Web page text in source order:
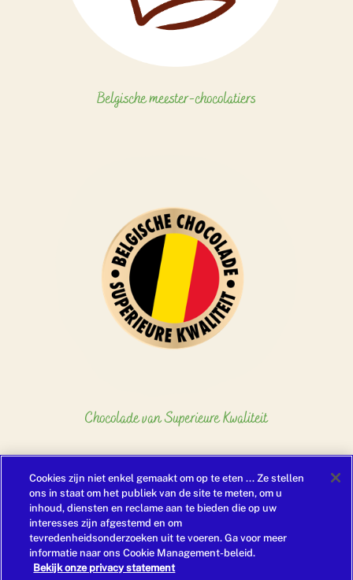
Belgische meester-chocolatiers
Chocolade van Superieure Kwaliteit
Cookies zijn niet enkel gemaakt om op te eten ... Ze stellen
ons in staat om het publiek van de site te meten, om u
inhoud, diensten en reclame aan te bieden die op uw
interesses zijn afgestemd en om
tevredenheidsonderzoeken uit te voeren. Ga voor meer
informatie naar ons Cookie Management-beleid.
Bekijk onze privacy statement